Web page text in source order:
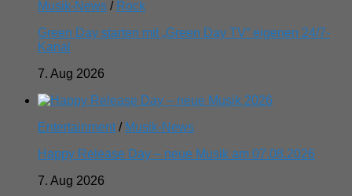
Musik-News / Rock
Green Day starten mit „Green Day TV“ eigenen 24/7-
Kanal
7. Aug 2026
Entertainment / Musik-News
Happy Release Day – neue Musik am 07.08.2026
7. Aug 2026